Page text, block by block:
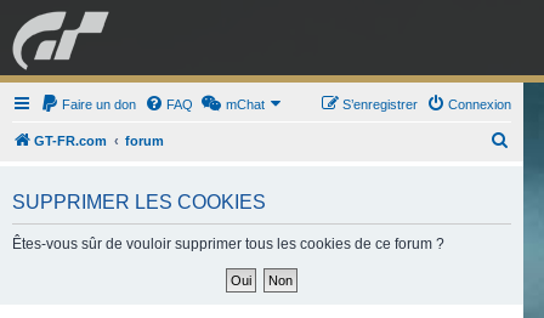
GRAN TURISMO FORUM
ESPORT BOUTIQUE
Faire un don FAQ mChat Connexion
S’enregistrer
GT-FR.com forum
h
SUPPRIMER LES COOKIES
Êtes-vous sûr de vouloir supprimer tous les cookies de ce forum ?